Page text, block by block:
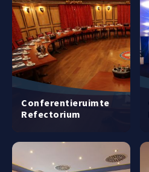
Conferentieruimte
Refectorium